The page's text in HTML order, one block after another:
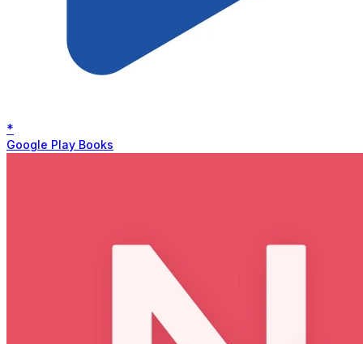
*
Google Play Books